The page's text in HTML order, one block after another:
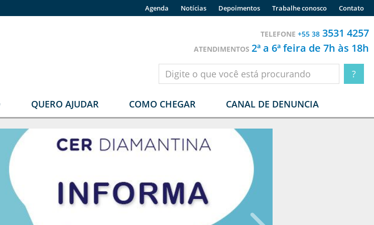
Agenda Notícias Depoimentos Trabalhe conosco Contato
TELEFONE +55 38 3531 4257
ATENDIMENTOS 2ª a 6ª feira de 7h às 18h
QUERO AJUDAR
Pronas
COMO CHEGAR CANAL DE DENUNCIA